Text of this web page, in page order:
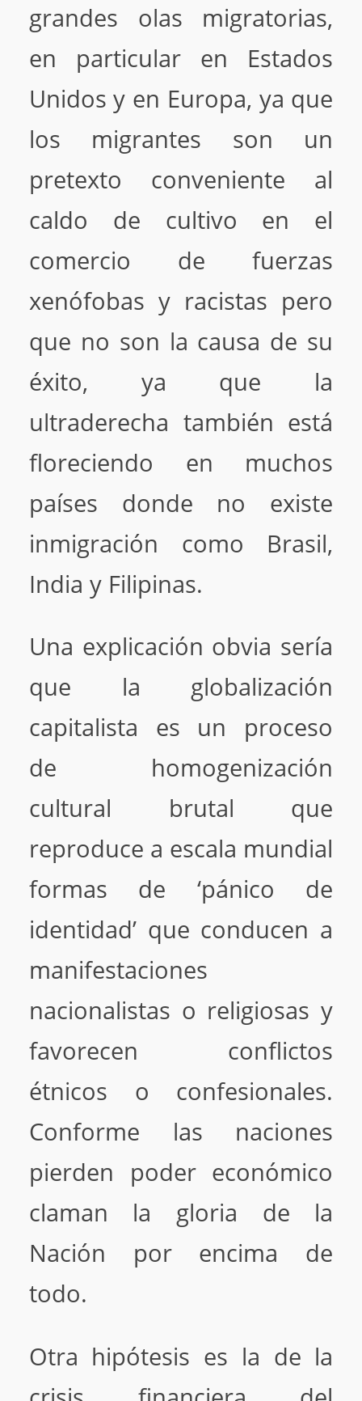
grandes olas migratorias,
en particular en Estados
Unidos y en Europa, ya que
los migrantes son un
pretexto conveniente al
caldo de cultivo en el
comercio de fuerzas
xenófobas y racistas pero
que no son la causa de su
éxito, ya que la
ultraderecha también está
floreciendo en muchos
países donde no existe
inmigración como Brasil,
India y Filipinas.
Una explicación obvia sería
que la globalización
capitalista es un proceso
de homogenización
cultural brutal que
reproduce a escala mundial
formas de ‘pánico de
identidad’ que conducen a
manifestaciones
nacionalistas o religiosas y
favorecen conflictos
étnicos o confesionales.
Conforme las naciones
pierden poder económico
claman la gloria de la
Nación por encima de
todo.
Otra hipótesis es la de la